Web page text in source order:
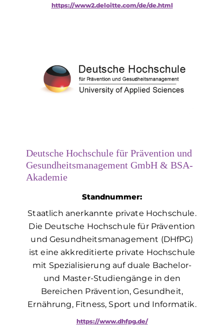
https://www2.deloitte.com/de/de.html
Deutsche Hochschule für Prävention und
Gesundheitsmanagement GmbH & BSA-
Akademie
Standnummer:
Staatlich anerkannte private Hochschule.
Die Deutsche Hochschule für Prävention
und Gesundheitsmanagement (DHfPG)
ist eine akkreditierte private Hochschule
mit Spezialisierung auf duale Bachelor-
und Master-Studiengänge in den
Bereichen Prävention, Gesundheit,
Ernährung, Fitness, Sport und Informatik.
https://www.dhfpg.de/